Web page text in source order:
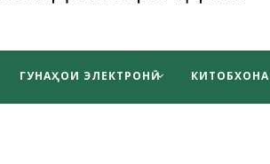
ГУНАҲОИ ЭЛЕКТРОНӢ КИТОБХОНА